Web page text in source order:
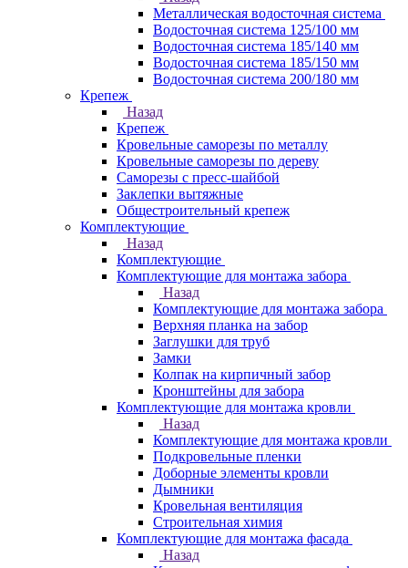
Металлическая водосточная система
Водосточная система 125/100 мм
Водосточная система 185/140 мм
Водосточная система 185/150 мм
Водосточная система 200/180 мм
Крепеж
Назад
Крепеж
Кровельные саморезы по металлу
Кровельные саморезы по дереву
Саморезы с пресс-шайбой
Заклепки вытяжные
Общестроительный крепеж
Комплектующие
Назад
Комплектующие
Комплектующие для монтажа забора
Назад
Комплектующие для монтажа забора
Верхняя планка на забор
Заглушки для труб
Замки
Колпак на кирпичный забор
Кронштейны для забора
Комплектующие для монтажа кровли
Назад
Комплектующие для монтажа кровли
Подкровельные пленки
Доборные элементы кровли
Дымники
Кровельная вентиляция
Строительная химия
Комплектующие для монтажа фасада
Назад